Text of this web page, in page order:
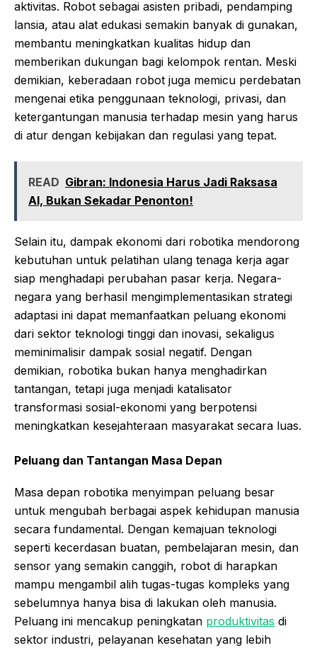
aktivitas. Robot sebagai asisten pribadi, pendamping
lansia, atau alat edukasi semakin banyak di gunakan,
membantu meningkatkan kualitas hidup dan
memberikan dukungan bagi kelompok rentan. Meski
demikian, keberadaan robot juga memicu perdebatan
mengenai etika penggunaan teknologi, privasi, dan
ketergantungan manusia terhadap mesin yang harus
di atur dengan kebijakan dan regulasi yang tepat.
READ Gibran: Indonesia Harus Jadi Raksasa
AI, Bukan Sekadar Penonton!
Selain itu, dampak ekonomi dari robotika mendorong
kebutuhan untuk pelatihan ulang tenaga kerja agar
siap menghadapi perubahan pasar kerja. Negara-
negara yang berhasil mengimplementasikan strategi
adaptasi ini dapat memanfaatkan peluang ekonomi
dari sektor teknologi tinggi dan inovasi, sekaligus
meminimalisir dampak sosial negatif. Dengan
demikian, robotika bukan hanya menghadirkan
tantangan, tetapi juga menjadi katalisator
transformasi sosial-ekonomi yang berpotensi
meningkatkan kesejahteraan masyarakat secara luas.
Peluang dan Tantangan Masa Depan
Masa depan robotika menyimpan peluang besar
untuk mengubah berbagai aspek kehidupan manusia
secara fundamental. Dengan kemajuan teknologi
seperti kecerdasan buatan, pembelajaran mesin, dan
sensor yang semakin canggih, robot di harapkan
mampu mengambil alih tugas-tugas kompleks yang
sebelumnya hanya bisa di lakukan oleh manusia.
Peluang ini mencakup peningkatan produktivitas di
sektor industri, pelayanan kesehatan yang lebih